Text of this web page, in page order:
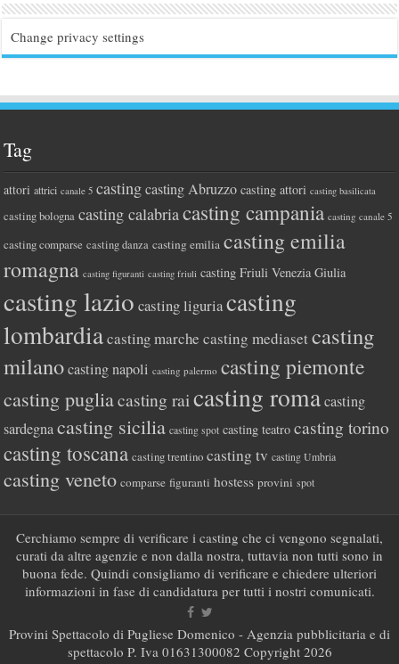
Change privacy settings
Tag
attori attrici canale 5 casting casting Abruzzo casting attori casting basilicata
casting bologna casting calabriacasting campania casting canale 5
casting comparse casting danza casting emilia casting emilia
romagna casting figuranti casting friuli casting Friuli Venezia Giulia
casting lazio casting liguriacasting
lombardiacasting marche casting mediasetcasting
milano casting napoli casting palermo casting piemonte
casting pugliacasting rai casting roma casting
sardegna casting sicilia casting spot casting teatro casting torino
casting toscana casting trentino casting tv casting Umbria
casting veneto comparse figuranti hostess provini spot
Cerchiamo sempre di verificare i casting che ci vengono segnalati,
curati da altre agenzie e non dalla nostra, tuttavia non tutti sono in
buona fede. Quindi consigliamo di verificare e chiedere ulteriori
informazioni in fase di candidatura per tutti i nostri comunicati.
Provini Spettacolo di Pugliese Domenico - Agenzia pubblicitaria e di
spettacolo P. Iva 01631300082 Copyright 2026